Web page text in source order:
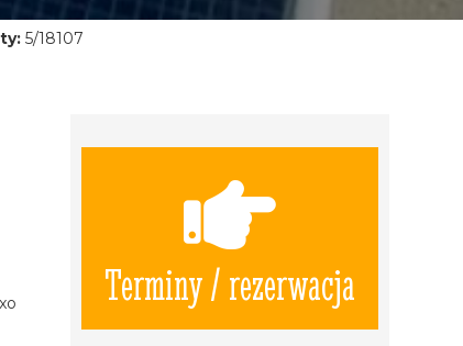
5/18107
Terminy / rezerwacja